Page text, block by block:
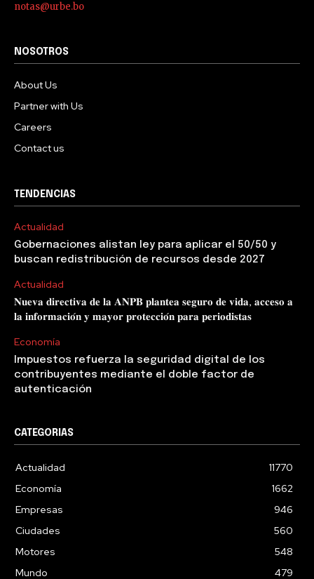
notas@urbe.bo
NOSOTROS
About Us
Partner with Us
Careers
Contact us
TENDENCIAS
Actualidad
Gobernaciones alistan ley para aplicar el 50/50 y
buscan redistribución de recursos desde 2027
Actualidad
𝐍𝐮𝐞𝐯𝐚 𝐝𝐢𝐫𝐞𝐜𝐭𝐢𝐯𝐚 𝐝𝐞 𝐥𝐚 𝐀𝐍𝐏𝐁 𝐩𝐥𝐚𝐧𝐭𝐞𝐚 𝐬𝐞𝐠𝐮𝐫𝐨 𝐝𝐞 𝐯𝐢𝐝𝐚, 𝐚𝐜𝐜𝐞𝐬𝐨 𝐚
𝐥𝐚 𝐢𝐧𝐟𝐨𝐫𝐦𝐚𝐜𝐢𝐨́𝐧 𝐲 𝐦𝐚𝐲𝐨𝐫 𝐩𝐫𝐨𝐭𝐞𝐜𝐜𝐢𝐨́𝐧 𝐩𝐚𝐫𝐚 𝐩𝐞𝐫𝐢𝐨𝐝𝐢𝐬𝐭𝐚𝐬
Economía
Impuestos refuerza la seguridad digital de los
contribuyentes mediante el doble factor de
autenticación
CATEGORIAS
Actualidad
11770
Economía
1662
Empresas
946
Ciudades
560
Motores
548
Mundo
479